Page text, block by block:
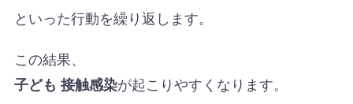
といった行動を繰り返します。
この結果、
子ども 接触感染が起こりやすくなります。